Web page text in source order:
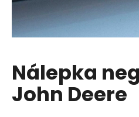
Nálepka
John Deere
á
j
ť
?